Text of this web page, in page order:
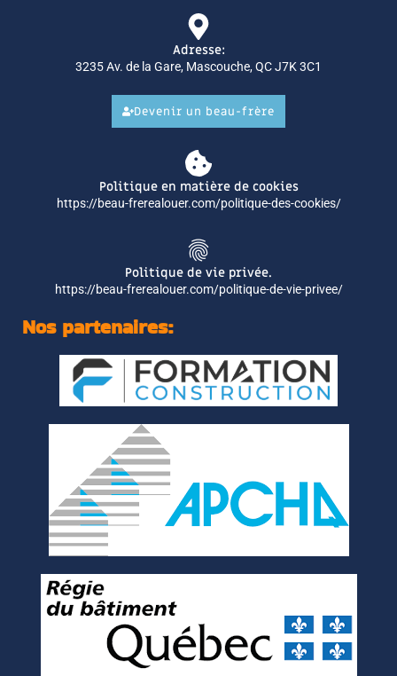
Adresse:
3235 Av. de la Gare, Mascouche, QC J7K 3C1
Devenir un beau-frère
Politique en matière de cookies
https://beau-frerealouer.com/politique-des-cookies/
Politique de vie privée.
https://beau-frerealouer.com/politique-de-vie-privee/
Nos partenaires: